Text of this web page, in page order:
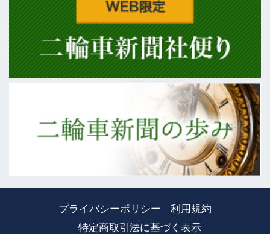
プライバシーポリシー
利用規約
特定商取引法に基づく表示